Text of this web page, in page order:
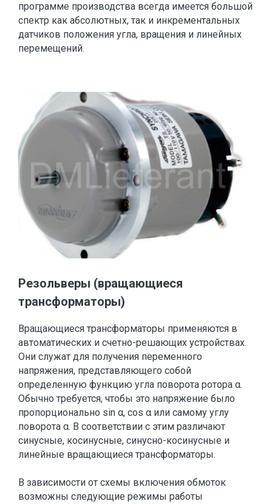
программе производства всегда имеется большой
спектр как абсолютных, так и инкрементальных
датчиков положения угла, вращения и линейных
перемещений.
Резольверы (вращающиеся
трансформаторы)
Вращающиеся трансформаторы применяются в
автоматических и счетно-решающих устройствах.
Они служат для получения переменного
напряжения, представляющего собой
определенную функцию угла поворота ротора α.
Обычно требуется, чтобы это напряжение было
пропорционально sin α, cos α или самому углу
поворота α. В соответствии с этим различают
синусные, косинусные, синусно-косинусные и
линейные вращающиеся трансформаторы.
В зависимости от схемы включения обмоток
возможны следующие режимы работы